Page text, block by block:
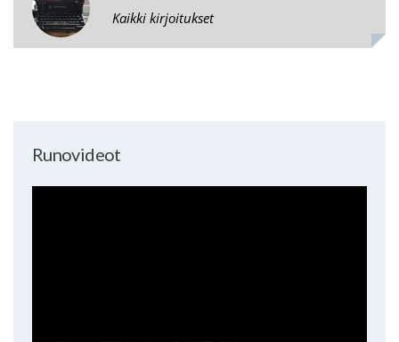
Kaikki kirjoitukset
Runovideot